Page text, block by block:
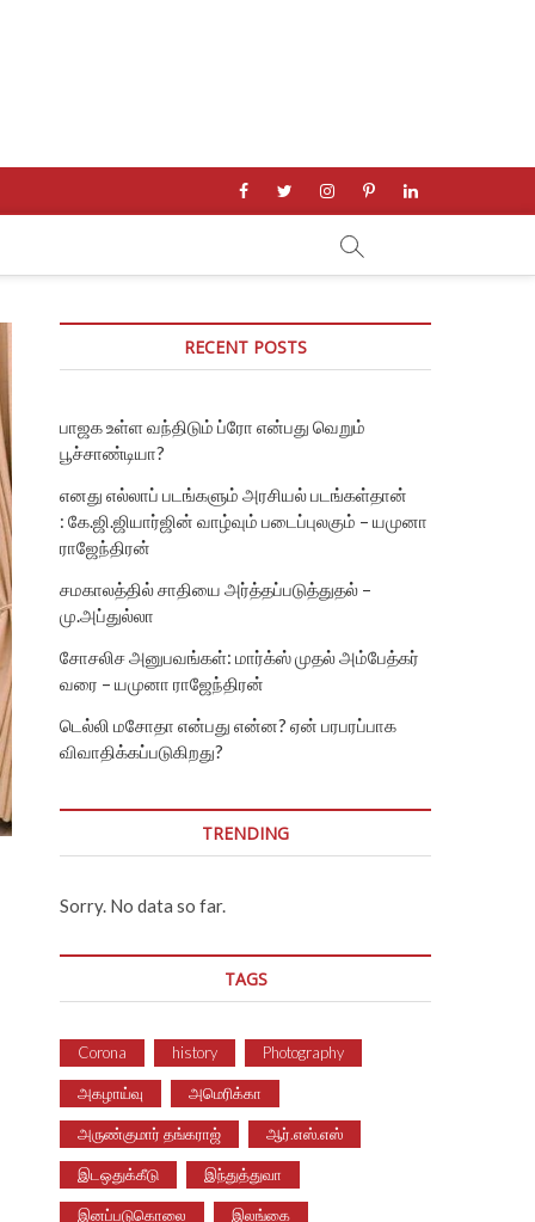
facebooktwitterinstagrampinterestlinkedin
RECENT POSTS
பாஜக உள்ள வந்திடும் ப்ரோ என்பது வெறும்
பூச்சாண்டியா?
எனது எல்லாப் படங்களும் அரசியல் படங்கள்தான்
: கே.ஜி.ஜியார்ஜின் வாழ்வும் படைப்புலகும் – யமுனா
ராஜேந்திரன்
சமகாலத்தில் சாதியை அர்த்தப்படுத்துதல் –
மு.அப்துல்லா
சோசலிச அனுபவங்கள்: மார்க்ஸ் முதல் அம்பேத்கர்
வரை – யமுனா ராஜேந்திரன்
டெல்லி மசோதா என்பது என்ன? ஏன் பரபரப்பாக
விவாதிக்கப்படுகிறது?
TRENDING
Sorry. No data so far.
TAGS
Corona history Photography
அகழாய்வு அமெரிக்கா
அருண்குமார் தங்கராஜ் ஆர்.எஸ்.எஸ்
இடஒதுக்கீடு இந்துத்துவா
இனப்படுகொலை இலங்கை